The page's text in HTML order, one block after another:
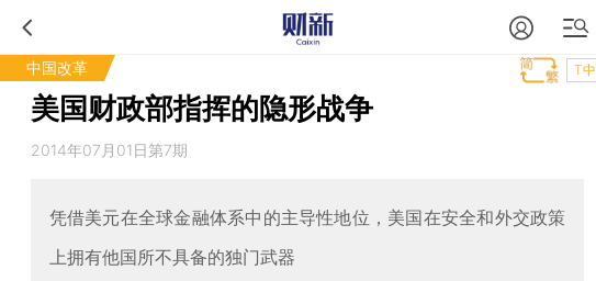
中国改革 T中
美国财政部指挥的隐形战争
2014年07月01日第7期
凭借美元在全球金融体系中的主导性地位，美国在安全和外交政策
上拥有他国所不具备的独门武器